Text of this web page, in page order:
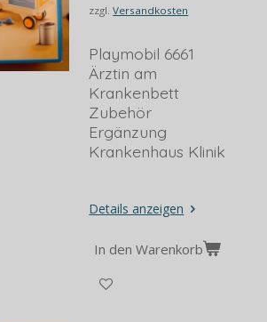
zzgl.Versandkosten
Playmobil 6661
Ärztin am
Krankenbett
Zubehör
Ergänzung
Krankenhaus Klinik
Details anzeigen
In den Warenkorb